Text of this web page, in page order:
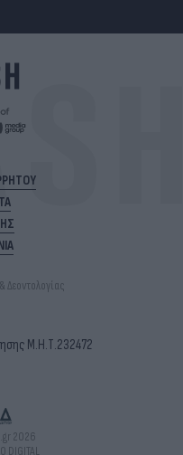
Δεοντολογίας
Μ.Η.Τ.232472
2026
DIGITAL